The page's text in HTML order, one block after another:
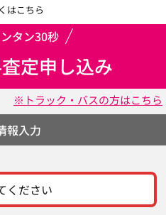
はこちら
タン30秒
定申し込み
※トラック・バスの方はこちら
報入力
ください